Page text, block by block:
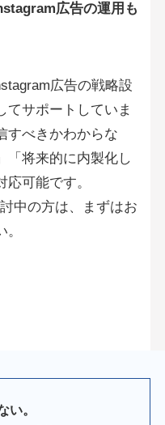
広告の運用も
広告の戦略設
てサポートしていま
すべきかわからな
「将来的に内製化し
可能です。
中の方は、まずはお
い。